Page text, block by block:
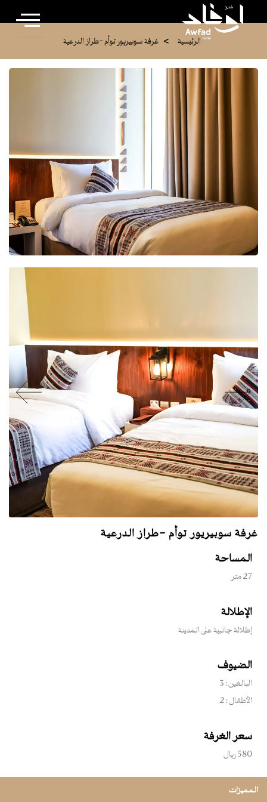
تخطي
إلى
الرئيسية > غرفة سوبيريور توأم -طراز الدرعية
غرفة سوبيريور توأم -طراز الدرعية
المساحة
27 متر
الإطلالة
إطلالة جانبية على المدينة
الضيوف
البالغين :3
الأطفال :2
سعر الغرفة
580ريال
المميزات